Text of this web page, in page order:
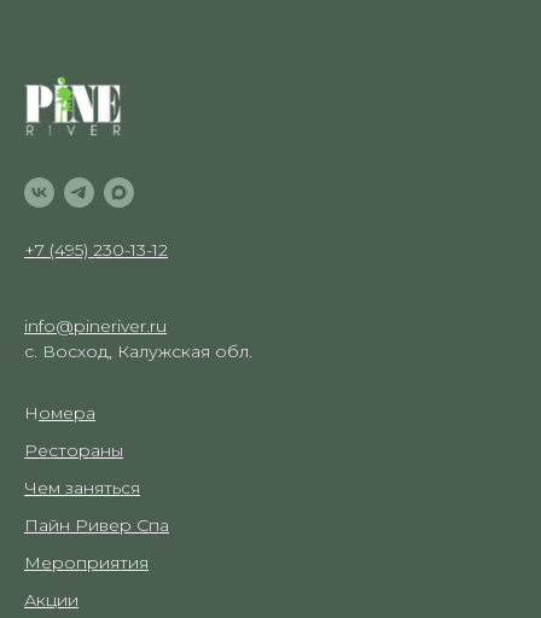
+7 (495) 230-13-12
info@pineriver.ru
с. Восход, Калужская обл.
Номера
Рестораны
Чем заняться
Пайн Ривер Спа
Мероприятия
Акции